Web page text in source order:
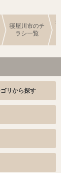
寝屋川市のチ
ラシ一覧
リから探す